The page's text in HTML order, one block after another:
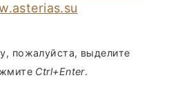
пожалуйста, выделите
Ctrl+Enter.